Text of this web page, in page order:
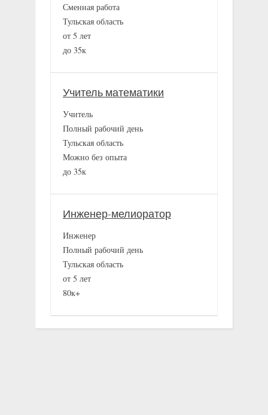
Сменная работа
Тульская область
от 5 лет
до 35к
Учитель математики
Учитель
Полный рабочий день
Тульская область
Можно без опыта
до 35к
Инженер-мелиоратор
Инженер
Полный рабочий день
Тульская область
от 5 лет
80к+